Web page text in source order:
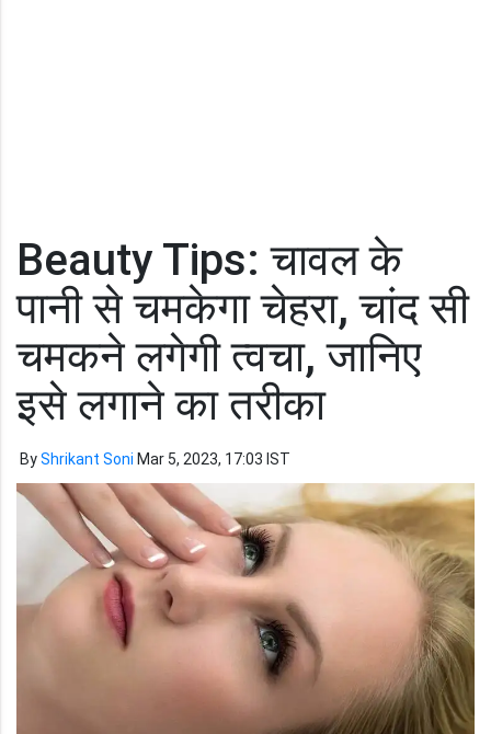
Beauty Tips: चावल के
पानी से चमकेगा चेहरा, चांद सी
चमकने लगेगी त्वचा, जानिए
इसे लगाने का तरीका
ByShrikant Soni Mar 5, 2023, 17:03 IST